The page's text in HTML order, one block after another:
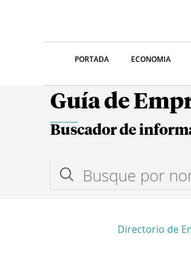
PORTADA ECONOMIA
Guía de
Buscador de
Directorio de